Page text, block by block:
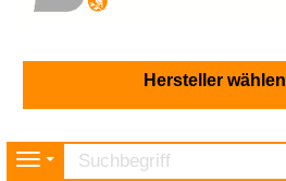
Hersteller wählen
Navigation